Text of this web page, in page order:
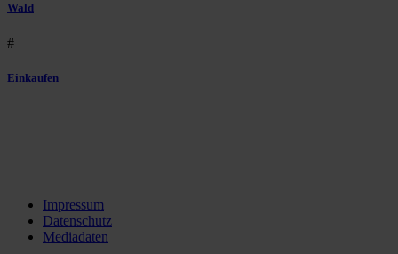
Wald
#
Einkaufen
Impressum
Datenschutz
Mediadaten